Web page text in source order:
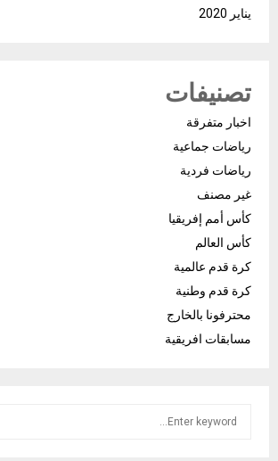
يناير 2020
تصنيفات
اخبار متفرقة
رياضات جماعية
رياضات فردية
غير مصنف
كأس أمم إفريقيا
كأس العالم
كرة قدم عالمية
كرة قدم وطنية
محترفونا بالخارج
مسابقات افريقية